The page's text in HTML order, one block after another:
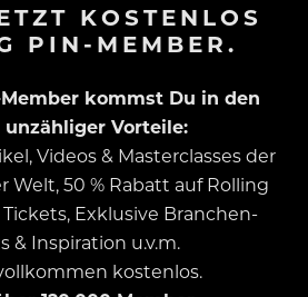
KOSTENLOS
PIN-MEMBER.
kommst Du in den
unzähliger Vorteile:
Videos & Masterclasses der
Welt, 50 % Rabatt auf Rolling
Exklusive Branchen-
& Inspiration u.v.m.
kostenlos.